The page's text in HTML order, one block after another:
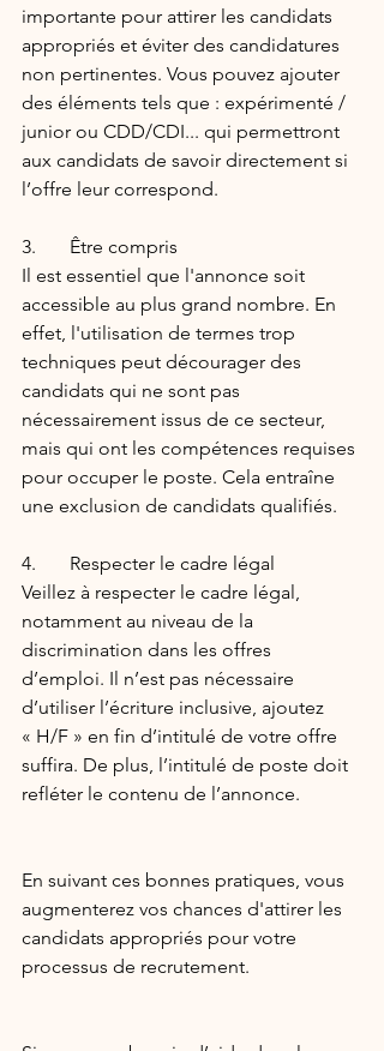
importante pour attirer les candidats
appropriés et éviter des candidatures
non pertinentes. Vous pouvez ajouter
des éléments tels que : expérimenté /
junior ou CDD/CDI... qui permettront
aux candidats de savoir directement si
l’offre leur correspond.
3.       Être compris
Il est essentiel que l'annonce soit
accessible au plus grand nombre. En
effet, l'utilisation de termes trop
techniques peut décourager des
candidats qui ne sont pas
nécessairement issus de ce secteur,
mais qui ont les compétences requises
pour occuper le poste. Cela entraîne
une exclusion de candidats qualifiés.
4.       Respecter le cadre légal
Veillez à respecter le cadre légal,
notamment au niveau de la
discrimination dans les offres
d’emploi. Il n’est pas nécessaire
d’utiliser l’écriture inclusive, ajoutez
« H/F » en fin d’intitulé de votre offre
suffira. De plus, l’intitulé de poste doit
refléter le contenu de l’annonce.
En suivant ces bonnes pratiques, vous
augmenterez vos chances d'attirer les
candidats appropriés pour votre
processus de recrutement.